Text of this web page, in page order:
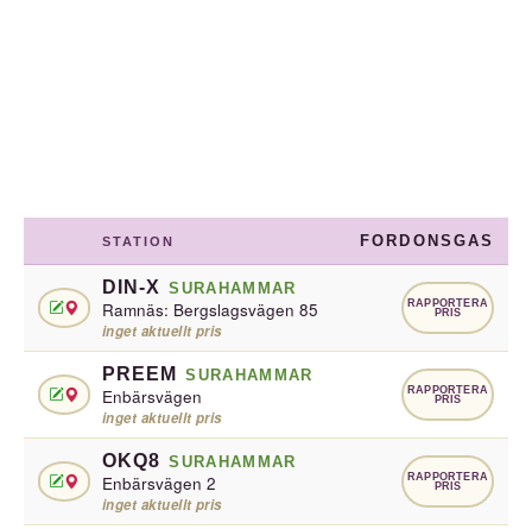
STATION FORDONSGAS
DIN-X SURAHAMMAR
Ramnäs: Bergslagsvägen 85
inget aktuellt pris
RAPPORTERA
PRIS
PREEM SURAHAMMAR
Enbärsvägen
inget aktuellt pris
RAPPORTERA
PRIS
OKQ8 SURAHAMMAR
Enbärsvägen 2
inget aktuellt pris
RAPPORTERA
PRIS